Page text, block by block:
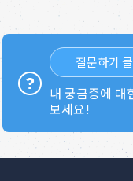
질문하기
내 궁금증에 대
보세요!